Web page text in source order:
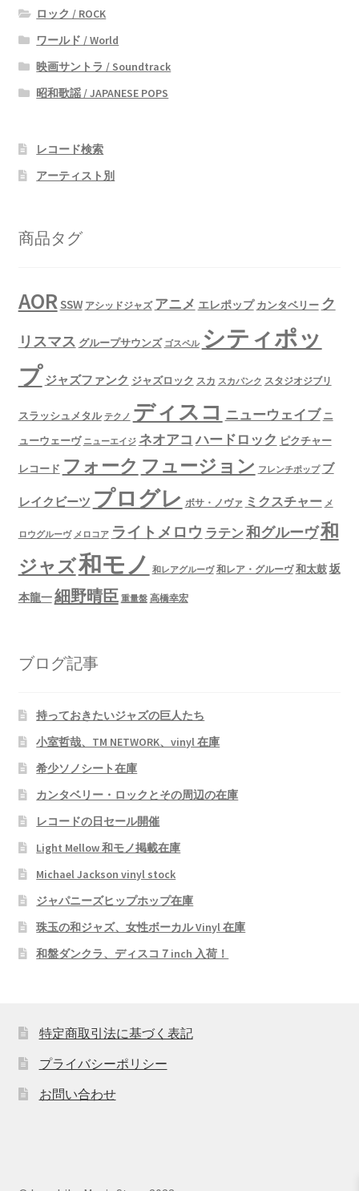
ロック / ROCK
ワールド / World
映画サントラ / Soundtrack
昭和歌謡 / JAPANESE POPS
レコード検索
アーティスト別
商品タグ
AORSSW アシッドジャズ アニメ エレポップ カンタベリー ク
リスマス グループサウンズ ゴスペル シティポッ
プ ジャズファンク ジャズロック スカ スカパンク スタジオジブリ
スラッシュメタル テクノ ディスコ ニューウェイブ ニ
ューウェーヴ ニューエイジ ネオアコ ハードロック ピクチャー
レコード フォーク フュージョン フレンチポップ ブ
レイクビーツ プログレ ボサ・ノヴァ ミクスチャー メ
ロウグルーヴ メロコア ライトメロウ ラテン 和グルーヴ和
ジャズ和モノ 和レアグルーヴ 和レア・グルーヴ 和太鼓坂
本龍一細野晴臣 重量盤 高橋幸宏
ブログ記事
持っておきたいジャズの巨人たち
小室哲哉、TM NETWORK、vinyl 在庫
希少ソノシート在庫
カンタベリー・ロックとその周辺の在庫
レコードの日セール開催
Light Mellow 和モノ掲載在庫
Michael Jackson vinyl stock
ジャパニーズヒップホップ在庫
珠玉の和ジャズ、女性ボーカル Vinyl 在庫
和盤ダンクラ、ディスコ７inch 入荷！
特定商取引法に基づく表記
プライバシーポリシー
お問い合わせ